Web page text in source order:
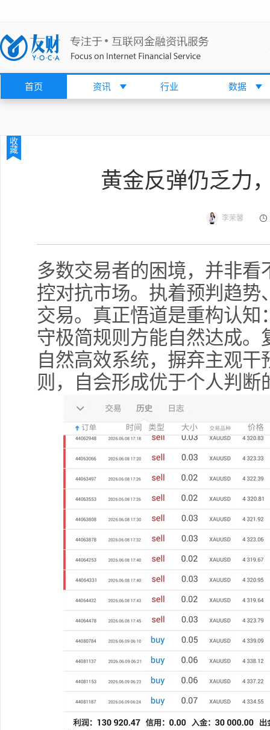
首页 资讯 行业 数据
收
藏
黄金反弹仍乏力
李茉馨
多数交易者的困境，并非
控对抗市场。执着预判趋
交易。真正悟道是重构认
守极简规则方能自然达成
自然高效系统，摒弃主观
则，自会形成优于个人判断